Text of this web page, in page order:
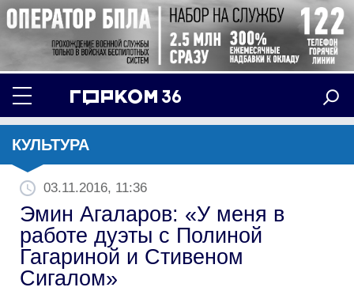
КУЛЬТУРА
03.11.2016, 11:36
Эмин Агаларов: «У меня в
работе дуэты с Полиной
Гагариной и Стивеном
Сигалом»